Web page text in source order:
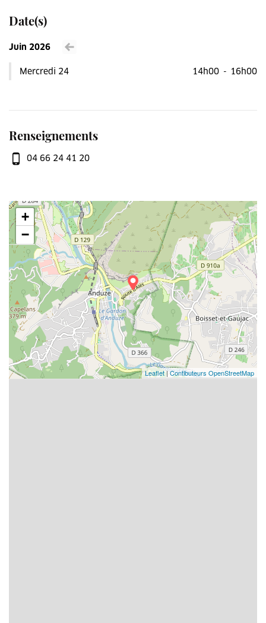
Date(s)
Voir le mois précédent
Juin 2026
Mercredi 24 14h00 - 16h00
Renseignements
04 66 24 41 20
+
−
Leaflet|Contibuteurs OpenStreetMap